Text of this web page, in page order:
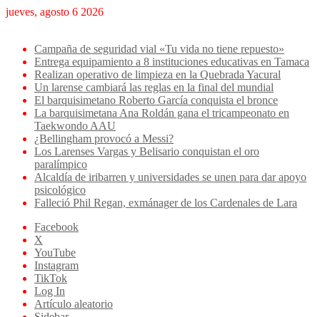
jueves, agosto 6 2026
Campaña de seguridad vial «Tu vida no tiene repuesto»
Entrega equipamiento a 8 instituciones educativas en Tamaca
Realizan operativo de limpieza en la Quebrada Yacural
Un larense cambiará las reglas en la final del mundial
El barquisimetano Roberto García conquista el bronce
La barquisimetana Ana Roldán gana el tricampeonato en
Taekwondo AAU
¿Bellingham provocó a Messi?
Los Larenses Vargas y Belisario conquistan el oro
paralímpico
Alcaldía de iribarren y universidades se unen para dar apoyo
psicológico
Falleció Phil Regan, exmánager de los Cardenales de Lara
Facebook
X
YouTube
Instagram
TikTok
Log In
Artículo aleatorio